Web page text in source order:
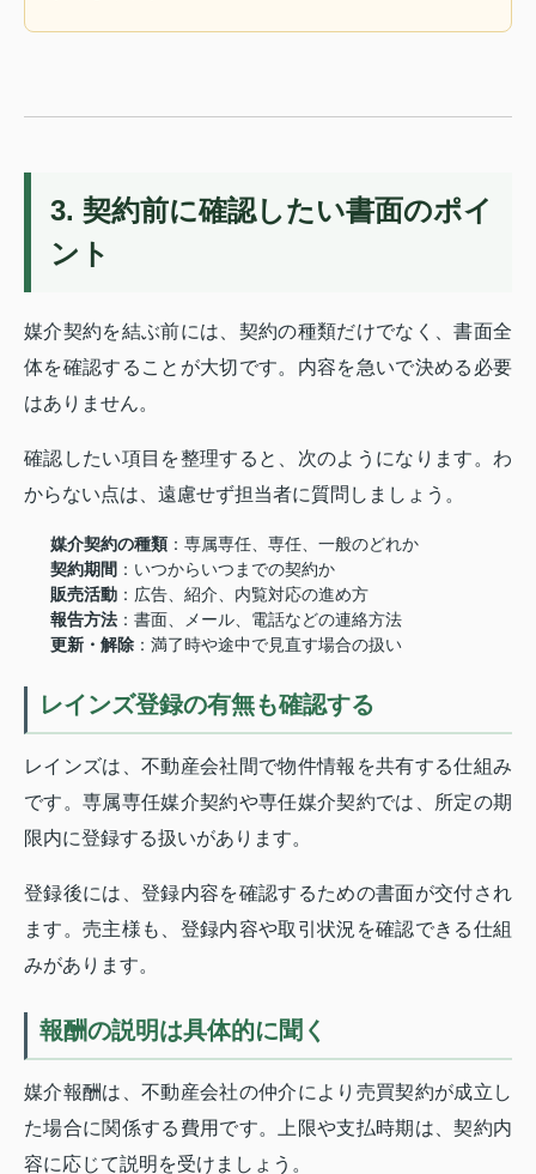
3. 契約前に確認したい書面のポイ
ント
媒介契約を結ぶ前には、契約の種類だけでなく、書面全
体を確認することが大切です。内容を急いで決める必要
はありません。
確認したい項目を整理すると、次のようになります。わ
からない点は、遠慮せず担当者に質問しましょう。
媒介契約の種類 ：専属専任、専任、一般のどれか
契約期間 ：いつからいつまでの契約か
販売活動 ：広告、紹介、内覧対応の進め方
報告方法 ：書面、メール、電話などの連絡方法
更新・解除 ：満了時や途中で見直す場合の扱い
レインズ登録の有無も確認する
レインズは、不動産会社間で物件情報を共有する仕組み
です。専属専任媒介契約や専任媒介契約では、所定の期
限内に登録する扱いがあります。
登録後には、登録内容を確認するための書面が交付され
ます。売主様も、登録内容や取引状況を確認できる仕組
みがあります。
報酬の説明は具体的に聞く
媒介報酬は、不動産会社の仲介により売買契約が成立し
た場合に関係する費用です。上限や支払時期は、契約内
容に応じて説明を受けましょう。